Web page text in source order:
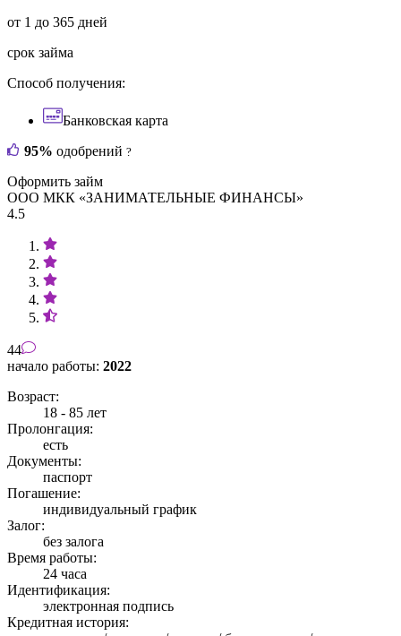
от 1 до 365 дней
срок займа
Способ получения:
Банковская карта
95% одобрений ?
Оформить займ
ООО МКК «ЗАНИМАТЕЛЬНЫЕ ФИНАНСЫ»
4.5
44
начало работы: 2022
Возраст:
18 - 85 лет
Пролонгация:
есть
Документы:
паспорт
Погашение:
индивидуальный график
Залог:
без залога
Время работы:
24 часа
Идентификация:
электронная подпись
Кредитная история: